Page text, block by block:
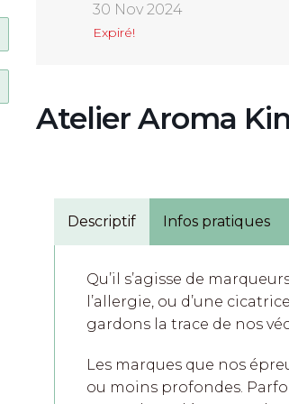
30 Nov 2024
Expiré!
Atelier Aroma
Descriptif Infos pratiques
Qu’il s’agisse de
l’allergie, ou d’une
gardons la trace de nos
Les marques que nos
ou moins profondes.